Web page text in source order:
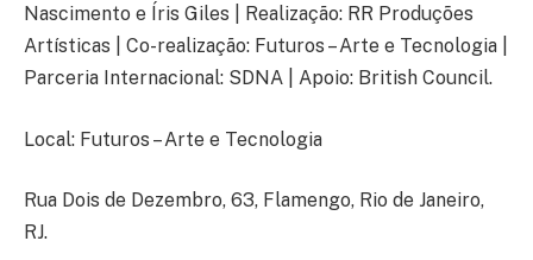
Nascimento e Íris Giles | Realização: RR Produções
Artísticas | Co-realização: Futuros – Arte e Tecnologia |
Parceria Internacional: SDNA | Apoio: British Council.
Local: Futuros – Arte e Tecnologia
Rua Dois de Dezembro, 63, Flamengo, Rio de Janeiro,
RJ.